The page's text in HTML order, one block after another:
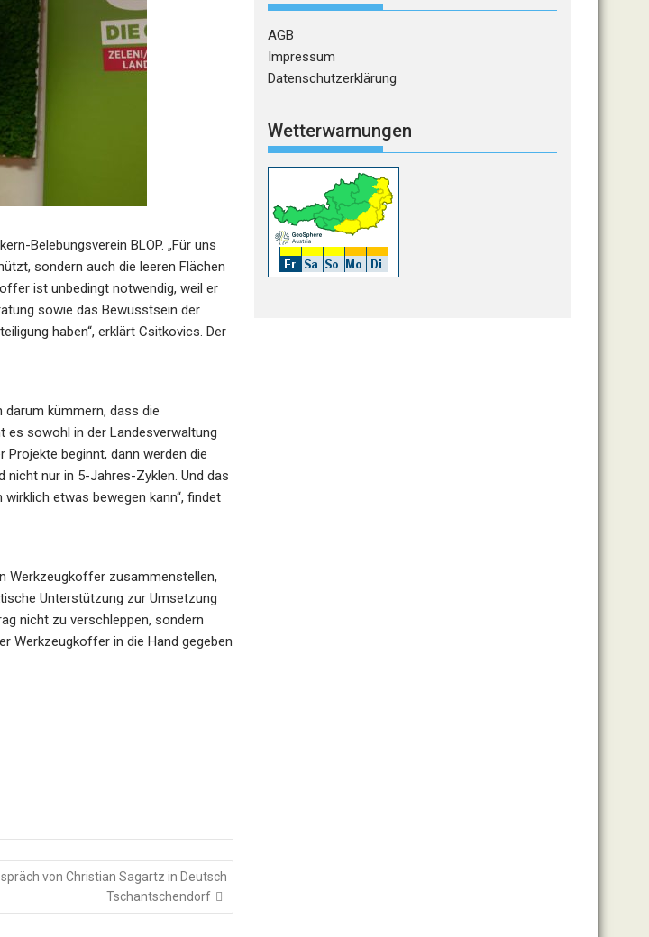
Belebungsverein BLOP. „Für uns
sondern auch die leeren Flächen
ist unbedingt notwendig, weil er
sowie das Bewusstsein der
haben“, erklärt Csitkovics. Der
darum kümmern, dass die
es sowohl in der Landesverwaltung
beginnt, dann werden die
nicht nur in 5-Jahres-Zyklen. Und das
etwas bewegen kann“, findet
Werkzeugkoffer zusammenstellen,
Unterstützung zur Umsetzung
nicht zu verschleppen, sondern
Werkzeugkoffer in die Hand gegeben
von Christian Sagartz in Deutsch
Tschantschendorf
AGB
Impressum
Datenschutzerklärung
Wetterwarnungen